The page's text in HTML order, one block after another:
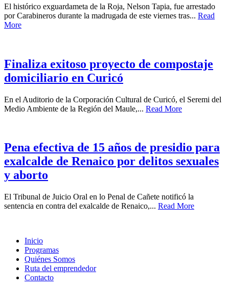
El histórico exguardameta de la Roja, Nelson Tapia, fue arrestado
por Carabineros durante la madrugada de este viernes tras... Read
More
Finaliza exitoso proyecto de compostaje
domiciliario en Curicó
En el Auditorio de la Corporación Cultural de Curicó, el Seremi del
Medio Ambiente de la Región del Maule,... Read More
Pena efectiva de 15 años de presidio para
exalcalde de Renaico por delitos sexuales
y aborto
El Tribunal de Juicio Oral en lo Penal de Cañete notificó la
sentencia en contra del exalcalde de Renaico,... Read More
Inicio
Programas
Quiénes Somos
Ruta del emprendedor
Contacto